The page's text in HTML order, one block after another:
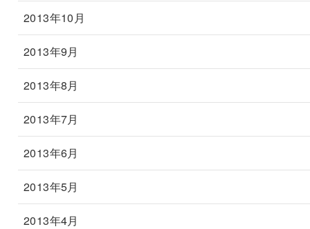
2013年10月
2013年9月
2013年8月
2013年7月
2013年6月
2013年5月
2013年4月